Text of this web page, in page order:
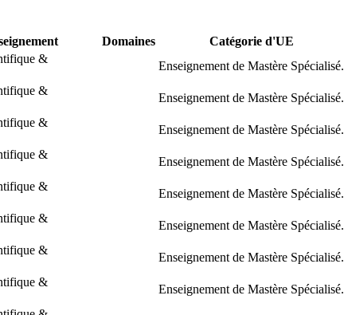
Domaines Catégorie d'UE
&
Enseignement de Mastère Spécialisé.
&
Enseignement de Mastère Spécialisé.
&
Enseignement de Mastère Spécialisé.
&
Enseignement de Mastère Spécialisé.
&
Enseignement de Mastère Spécialisé.
&
Enseignement de Mastère Spécialisé.
&
Enseignement de Mastère Spécialisé.
&
Enseignement de Mastère Spécialisé.